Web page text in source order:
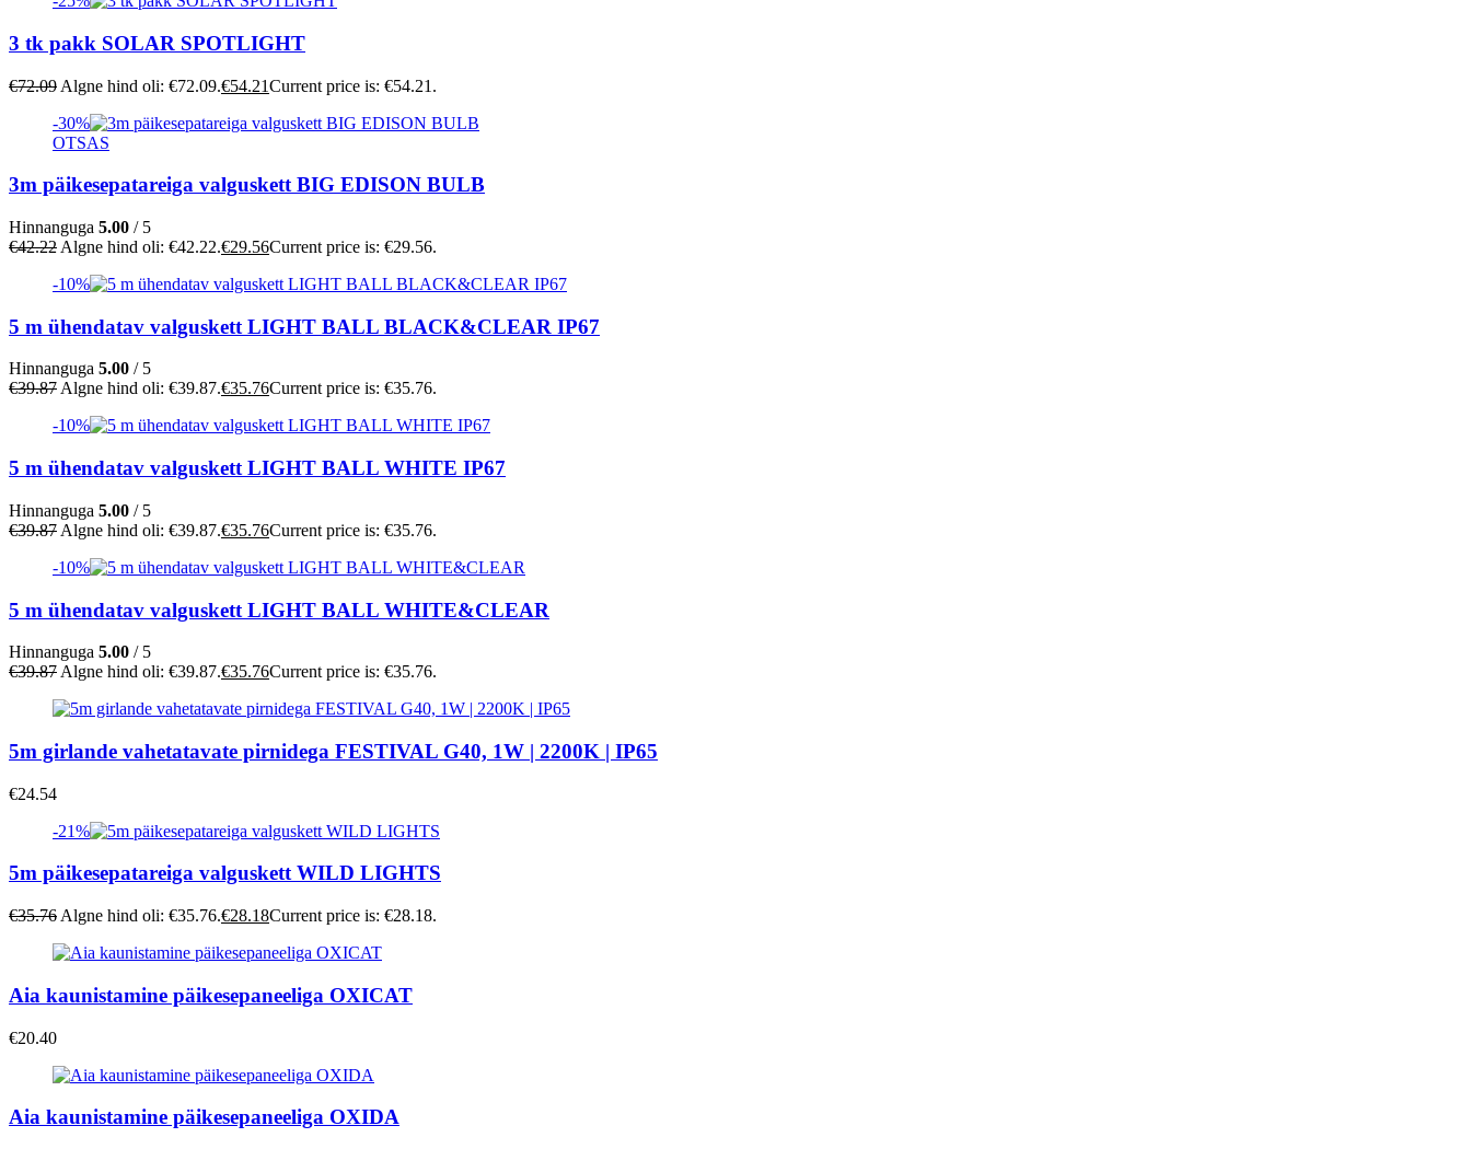
3 tk pakk SOLAR SPOTLIGHT
€72.09 Algne hind oli: €72.09.€54.21Current price is: €54.21.
-30%
OTSAS
3m päikesepatareiga valguskett BIG EDISON BULB
Hinnanguga 5.00 / 5
€42.22 Algne hind oli: €42.22.€29.56Current price is: €29.56.
-10%
5 m ühendatav valguskett LIGHT BALL BLACK&CLEAR IP67
Hinnanguga 5.00 / 5
€39.87Algne hind oli: €39.87.€35.76Current price is: €35.76.
-10%
5 m ühendatav valguskett LIGHT BALL WHITE IP67
Hinnanguga 5.00 / 5
€39.87 Algne hind oli: €39.87.€35.76Current price is: €35.76.
-10%
5 m ühendatav valguskett LIGHT BALL WHITE&CLEAR
Hinnanguga 5.00 / 5
€39.87 Algne hind oli: €39.87.€35.76Current price is: €35.76.
5m girlande vahetatavate pirnidega FESTIVAL G40, 1W | 2200K | IP65
€24.54
-21%
5m päikesepatareiga valguskett WILD LIGHTS
€35.76 Algne hind oli: €35.76.€28.18Current price is: €28.18.
Aia kaunistamine päikesepaneeliga OXICAT
€20.40
Aia kaunistamine päikesepaneeliga OXIDA